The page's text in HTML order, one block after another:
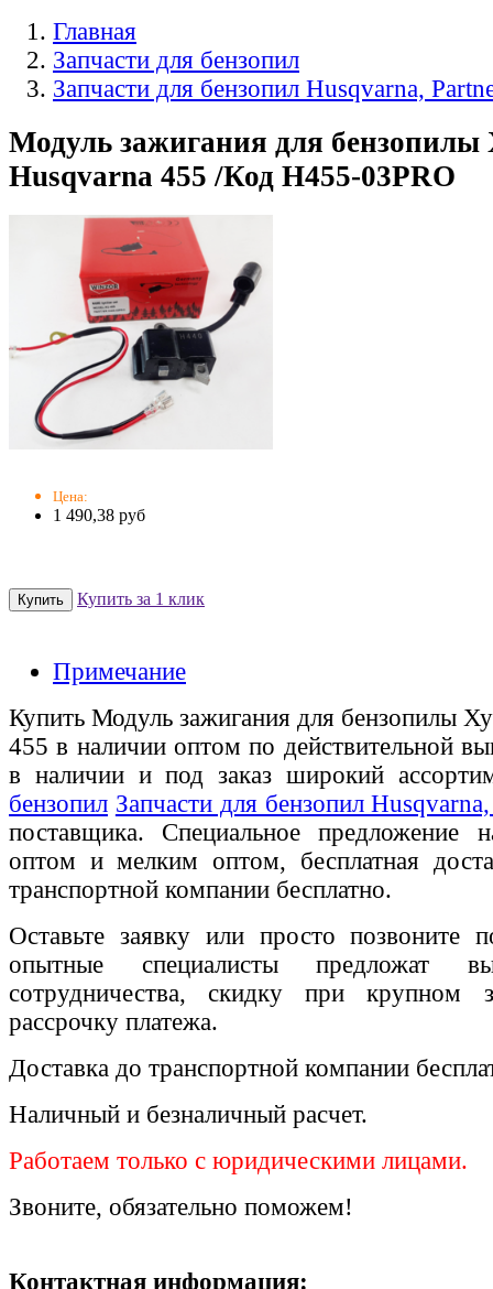
Главная
Запчасти для бензопил
Запчасти для бензопил Husqvarna,
Модуль зажигания для бензопилы
Husqvarna 455 /Код H455-03PRO
Цена:
1 490,38 руб
Купить за 1 клик
Примечание
Купить Модуль зажигания для бензопилы
455 в наличии оптом по действительной
в наличии и под заказ широкий
бензопил Запчасти для бензопил
поставщика. Специальное предложение
оптом и мелким оптом, бесплатная
транспортной компании бесплатно.
Оставьте заявку или просто позвоните
опытные специалисты предложат
сотрудничества, скидку при крупном
рассрочку платежа.
Доставка до транспортной компании
Наличный и безналичный расчет.
Работаем только с юридическими лицами.
Звоните, обязательно поможем!
Контактная информация: